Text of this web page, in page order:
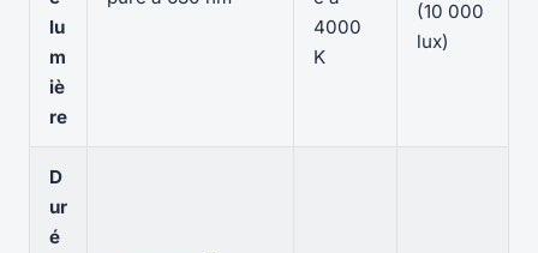
lu
m
iè
re
4000
K
(10 000
lux)
D
ur
é